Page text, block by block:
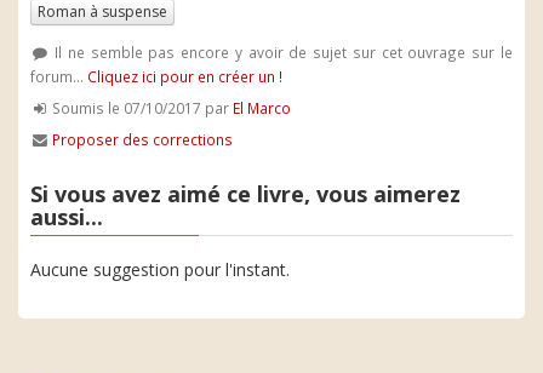
Roman à suspense
Il ne semble pas encore y avoir de sujet sur cet ouvrage sur le
forum... Cliquez ici pour en créer un !
Soumis le 07/10/2017 par El Marco
Proposer des corrections
Si vous avez aimé ce livre, vous aimerez
aussi...
Aucune suggestion pour l'instant.